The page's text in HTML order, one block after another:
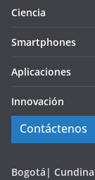
Ciencia
Smartphones
Aplicaciones
Innovación
Contáctenos
Bogotá|